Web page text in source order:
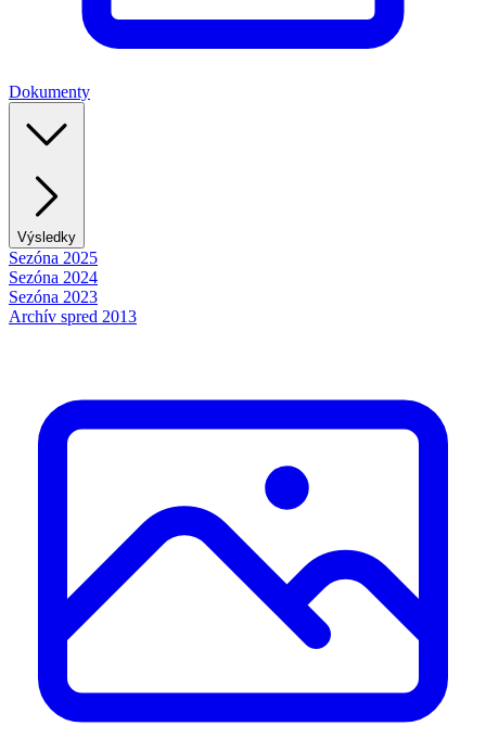
Dokumenty
Výsledky
Sezóna 2025
Sezóna 2024
Sezóna 2023
Archív spred 2013